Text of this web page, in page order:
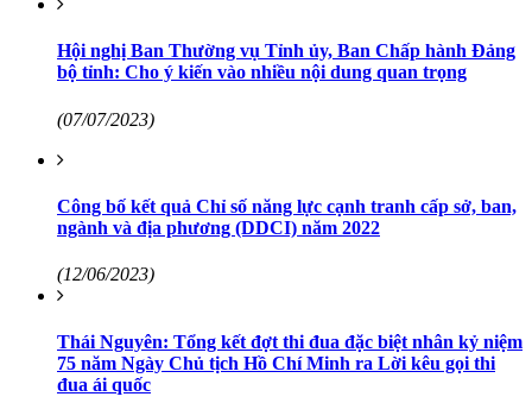
Hội nghị Ban Thường vụ Tỉnh ủy, Ban Chấp hành Đảng
bộ tỉnh: Cho ý kiến vào nhiều nội dung quan trọng
(07/07/2023)
Công bố kết quả Chỉ số năng lực cạnh tranh cấp sở, ban,
ngành và địa phương (DDCI) năm 2022
(12/06/2023)
Thái Nguyên: Tổng kết đợt thi đua đặc biệt nhân kỷ niệm
75 năm Ngày Chủ tịch Hồ Chí Minh ra Lời kêu gọi thi
đua ái quốc